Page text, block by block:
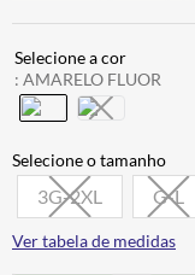
: AMARELO FLUOR
3G-2XL G-L
Ver tabela de medidas